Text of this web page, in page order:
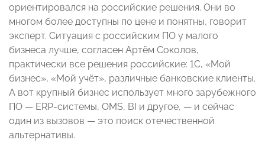
ориентировался на российские решения. Они во
многом более доступны по цене и понятны, говорит
эксперт. Ситуация с российским ПО у малого
бизнеса лучше, согласен Артём Соколов,
практически все решения российские: 1С, «Мой
бизнес», «Мой учёт», различные банковские клиенты.
А вот крупный бизнес использует много зарубежного
ПО — ERP-системы, OMS, BI и другое, — и сейчас
один из вызовов — это поиск отечественной
альтернативы.